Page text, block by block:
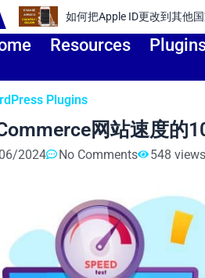
如何把Apple ID更改到其他
Resources
Plugins
网站速度的
2024 No Comments 548 views